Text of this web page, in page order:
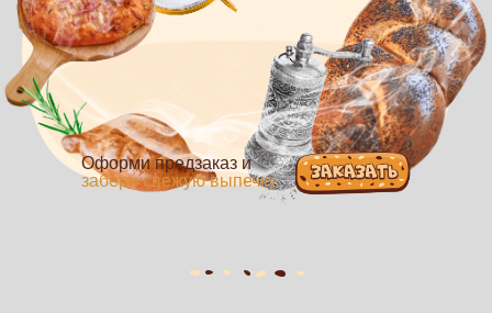
Оформи предзаказ и
забери свежую выпечку